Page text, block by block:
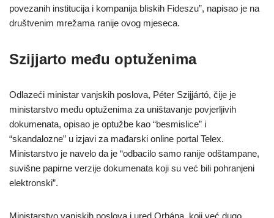
povezanih institucija i kompanija bliskih Fideszu”, napisao je na
društvenim mrežama ranije ovog mjeseca.
Szijjarto među optuženima
Odlazeći ministar vanjskih poslova, Péter Szijjártó, čije je
ministarstvo među optuženima za uništavanje povjerljivih
dokumenata, opisao je optužbe kao “besmislice” i
“skandalozne” u izjavi za mađarski online portal Telex.
Ministarstvo je navelo da je “odbacilo samo ranije odštampane,
suvišne papirne verzije dokumenata koji su već bili pohranjeni
elektronski”.